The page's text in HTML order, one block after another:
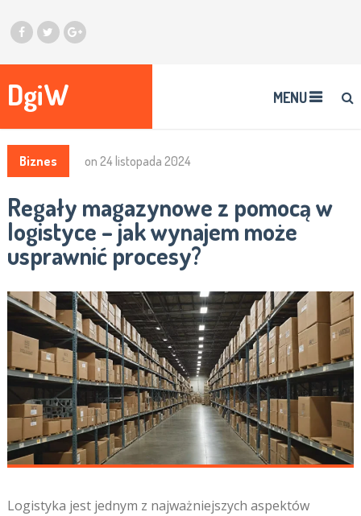
DgiW MENU
Biznes on 24 listopada 2024
Regały magazynowe z pomocą w
logistyce – jak wynajem może
usprawnić procesy?
Logistyka jest jednym z najważniejszych aspektów